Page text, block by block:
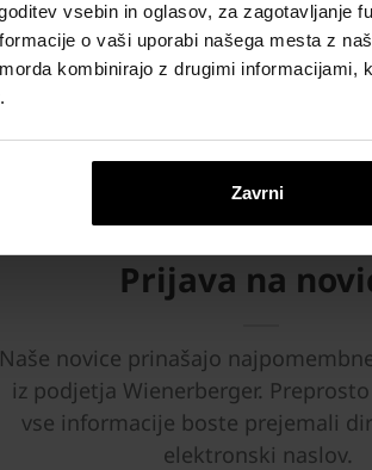
vsebin in oglasov, za zagotavljanje
o vaši uporabi našega mesta z
kombinirajo z drugimi
Zavrni
najbolj cenjen proizvajalec gradbenih
Prijava na
Naše novice prinašajo
iz podjetja Wienerberger.
vse informacije boste prejemali
elektronski naslov.